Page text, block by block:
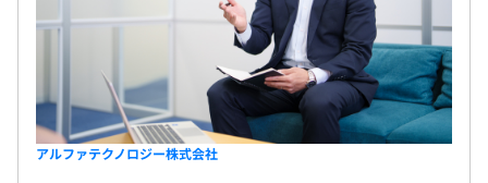
アルファテクノロジー株式会社